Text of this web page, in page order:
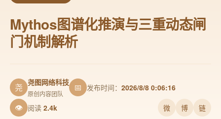
Mythos图谱化推演与三重动态闸
门机制解析
尧 尧图网络科技
原创内容团队
📅 发布时间： 2026/8/8 0:06:16
👁 阅读 2.4k 微 博 链